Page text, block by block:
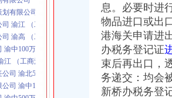
渝江 （工商注册）
渝高 （工商注册）
中100万 （工商注册）
（工商注册）
司 渝北50万 （工商注册）
司 渝中100万 （进出口权）
中500万 （进出口权）
限公司 渝大10万 （工商注册）
息。必要时进
物品进口或出
港海关申请进
办税务登记证
束后再出口，
务递交：均会
新桥办税务登